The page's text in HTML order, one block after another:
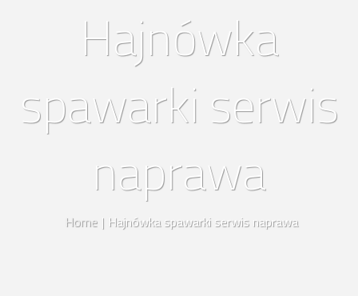
Hajnówka
spawarki serwis
naprawa
Home | Hajnówka spawarki serwis naprawa